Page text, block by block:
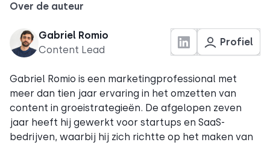
Over de auteur
Gabriel Romio
Content Lead
Profiel
Gabriel Romio is een marketingprofessional met
meer dan tien jaar ervaring in het omzetten van
content in groeistrategieën. De afgelopen zeven
jaar heeft hij gewerkt voor startups en SaaS-
bedrijven, waarbij hij zich richtte op het maken van